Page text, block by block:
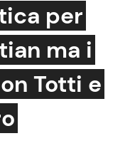
e TV
VIP
per
ma i
Totti e